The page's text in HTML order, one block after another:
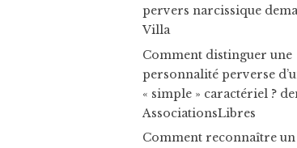
pervers narcissique
Villa
Comment distinguer une
personnalité perverse
« simple » caractériel ?
AssociationsLibres
Comment reconnaître